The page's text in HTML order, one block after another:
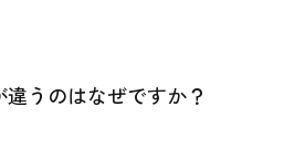
うのはなぜですか？